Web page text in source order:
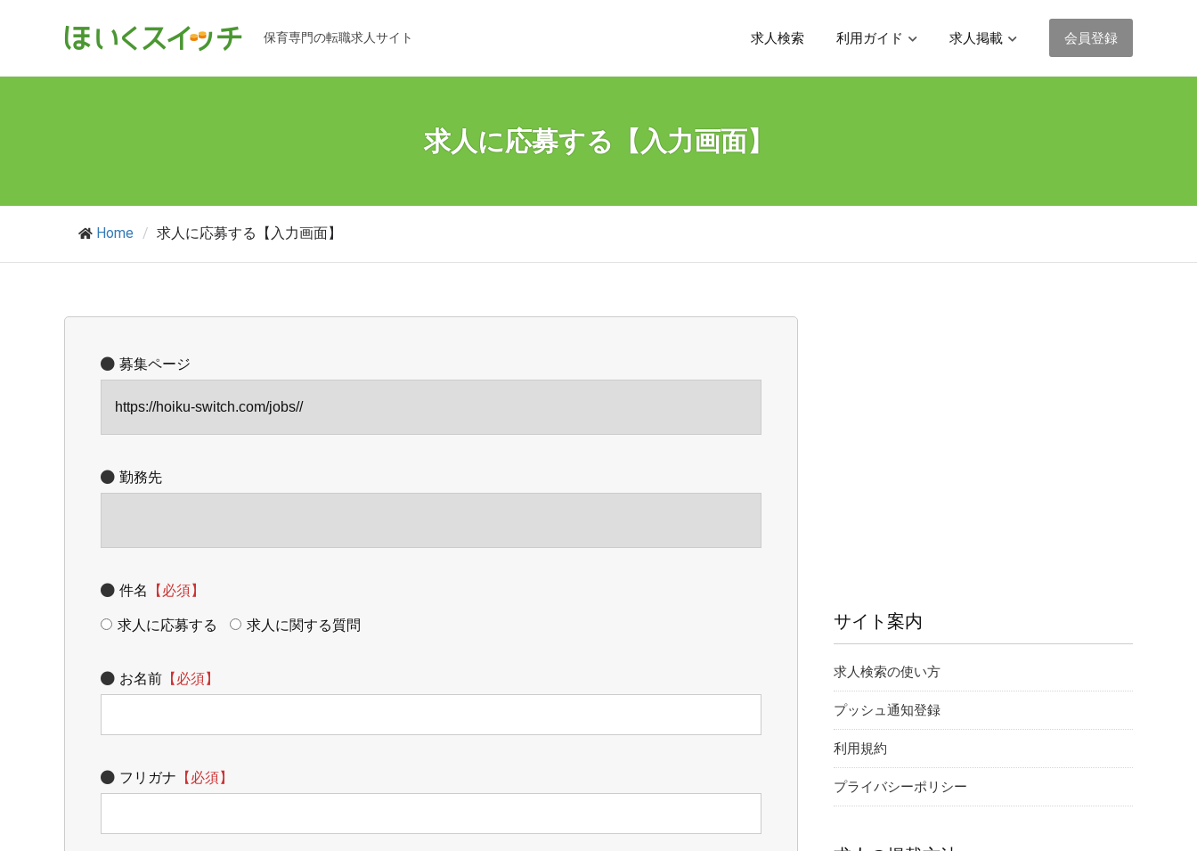
保育専門の転職求人サイト 求人検索 利用ガイド 求人掲載 会員登録
求人に応募する【入力画面】
Home / 求人に応募する【入力画面】
募集ページ
https://hoiku-switch.com/jobs//
勤務先
件名 【必須】
求人に応募する 求人に関する質問
お名前 【必須】
フリガナ 【必須】
サイト案内
求人検索の使い方
プッシュ通知登録
利用規約
プライバシーポリシー